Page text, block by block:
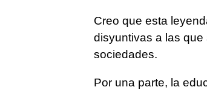
Creo que esta
disyuntivas a las
sociedades.
Por una parte, la